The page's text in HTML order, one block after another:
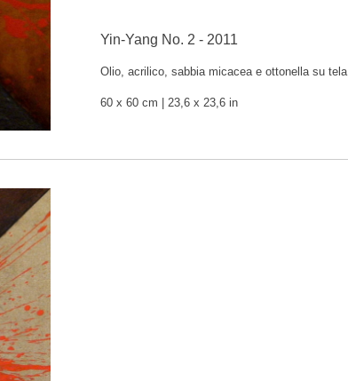
Yin-Yang No. 2 - 2011
Olio, acrilico, sabbia micacea e ottonella su tela
60 x 60 cm | 23,6 x 23,6 in